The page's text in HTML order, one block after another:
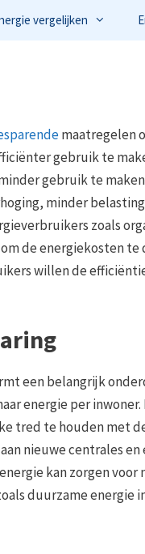
vergelijken
maatregelen
gebruik te
gebruik te
minder
zoals
de energiekosten
willen de
een belangrijk
energie per
tred te houden met
nieuwe centrales
kan zorgen
duurzame energie